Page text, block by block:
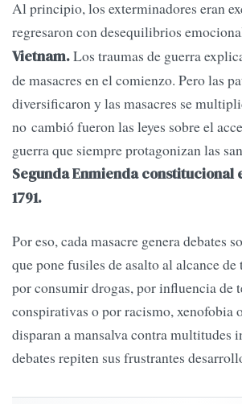
Al principio, los exterminadores eran
regresaron con desequilibrios
Vietnam.Los traumas de guerra
de masacres en el comienzo. Pero las
diversificaron y las masacres se
no cambió fueron las leyes sobre el
guerra que siempre protagonizan las
Segunda Enmienda constitucional
1791.
Por eso, cada masacre genera debates
que pone fusiles de asalto al alcance de
por consumir drogas, por influencia de
conspirativas o por racismo, xenofobia
disparan a mansalva contra multitudes
debates repiten sus frustrantes